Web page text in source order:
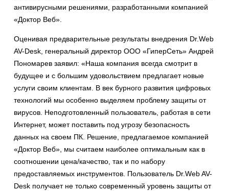
антивирусными решениями, разработанными компанией
«Доктор Веб».
Оценивая предварительные результаты внедрения Dr.Web
AV-Desk, генеральный директор ООО «ГиперСеть» Андрей
Пономарев заявил: «Наша компания всегда смотрит в
будущее и с большим удовольствием предлагает новые
услуги своим клиентам. В век бурного развития цифровых
технологий мы особенно выделяем проблему защиты от
вирусов. Неподготовленный пользователь, работая в сети
Интернет, может поставить под угрозу безопасность
данных на своем ПК. Решение, предлагаемое компанией
«Доктор Веб», мы считаем наиболее оптимальным как в
соотношении цена/качество, так и по набору
предоставляемых инструментов. Пользователь Dr.Web AV-
Desk получает не только современный уровень защиты от